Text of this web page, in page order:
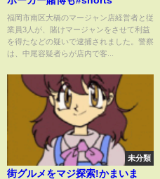
福岡市南区大橋のマージャン店経営者と従
業員3人が、賭けマージャンをさせて利益
を得たなどの疑いで逮捕されました。警察
は、中尾容疑者らが店内で客...
未分類
街グルメをマジ探索!かまいま